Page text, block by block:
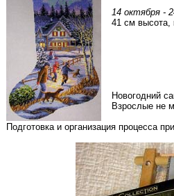
14 октября -
41 см высота,
Новогодний
Взрослые не
Подготовка и организация процесса